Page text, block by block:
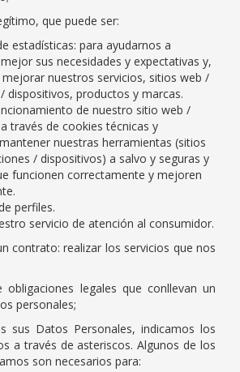
que puede ser:
estadísticas: para ayudarnos a
sus necesidades y expectativas y,
nuestros servicios, sitios web /
dispositivos, productos y marcas.
de nuestro sitio web /
través de cookies técnicas y
nuestras herramientas (sitios
/ dispositivos) a salvo y seguras y
funcionen correctamente y mejoren
perfiles.
servicio de atención al consumidor.
contrato: realizar los servicios que nos
obligaciones legales que conllevan un
personales;
sus Datos Personales, indicamos los
a través de asteriscos. Algunos de los
son necesarios para: